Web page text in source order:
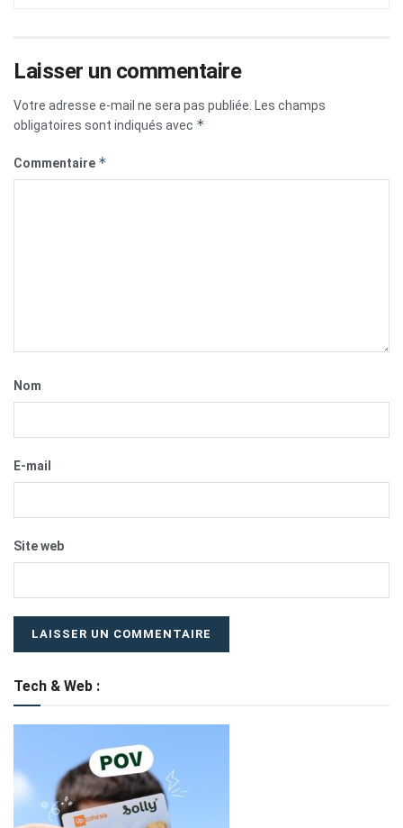
Laisser un commentaire
Votre adresse e-mail ne sera pas publiée. Les champs
obligatoires sont indiqués avec *
Commentaire *
Nom
E-mail
Site web
Tech & Web :